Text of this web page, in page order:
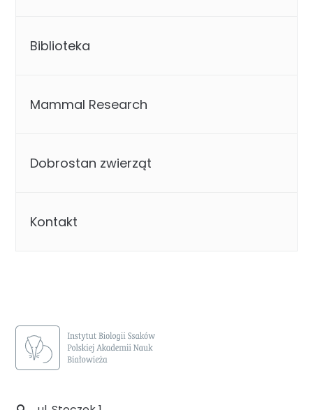
Biblioteka
Mammal Research
Dobrostan zwierząt
Kontakt